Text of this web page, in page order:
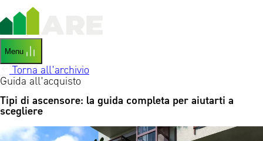
Menu
Torna all'archivio
Guida all'acquisto
Tipi di ascensore: la guida completa per aiutarti a
scegliere